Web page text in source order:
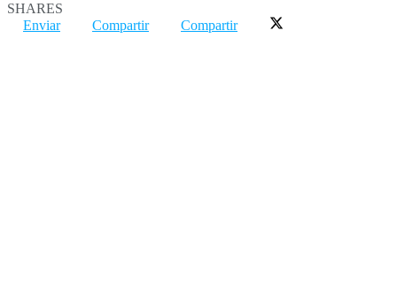
Aeropuertos
SHARES
Enviar
Compartir Compartir